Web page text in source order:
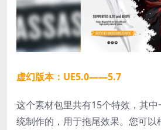
虚幻版本：UE5.0——5.7
这个素材包里共有15个特效，其
统制作的，用于拖尾效果。您可以